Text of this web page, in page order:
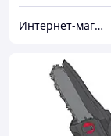
Интернет-магазин "Мир Всего"